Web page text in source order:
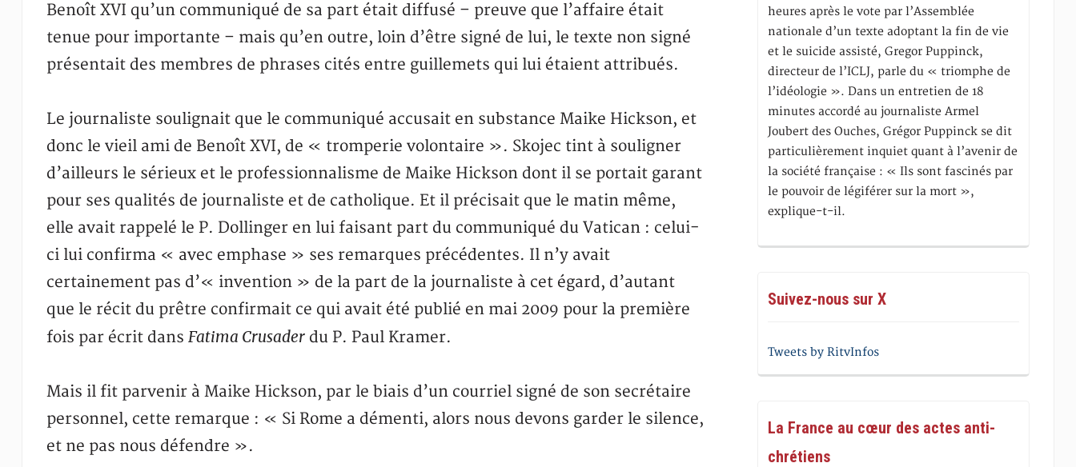
Benoît XVI qu’un communiqué de sa part était diffusé – preuve que l’affaire était
tenue pour importante – mais qu’en outre, loin d’être signé de lui, le texte non signé
présentait des membres de phrases cités entre guillemets qui lui étaient attribués.
Le journaliste soulignait que le communiqué accusait en substance Maike Hickson, et
donc le vieil ami de Benoît XVI, de « tromperie volontaire ». Skojec tint à souligner
d’ailleurs le sérieux et le professionnalisme de Maike Hickson dont il se portait garant
pour ses qualités de journaliste et de catholique. Et il précisait que le matin même,
elle avait rappelé le P. Dollinger en lui faisant part du communiqué du Vatican : celui-
ci lui confirma « avec emphase » ses remarques précédentes. Il n’y avait
certainement pas d’« invention » de la part de la journaliste à cet égard, d’autant
que le récit du prêtre confirmait ce qui avait été publié en mai 2009 pour la première
fois par écrit dans Fatima Crusaderdu P. Paul Kramer.
Mais il fit parvenir à Maike Hickson, par le biais d’un courriel signé de son secrétaire
personnel, cette remarque : « Si Rome a démenti, alors nous devons garder le silence,
et ne pas nous défendre ».
heures après le vote par l’Assemblée
nationale d’un texte adoptant la fin de vie
et le suicide assisté, Gregor Puppinck,
directeur de l’ICLJ, parle du « triomphe de
l’idéologie ». Dans un entretien de 18
minutes accordé au journaliste Armel
Joubert des Ouches, Grégor Puppinck se dit
particulièrement inquiet quant à l’avenir de
la société française : « Ils sont fascinés par
le pouvoir de légiférer sur la mort »,
explique-t-il.
Suivez-nous sur X
Tweets by RitvInfos
La France au cœur des actes anti-
chrétiens